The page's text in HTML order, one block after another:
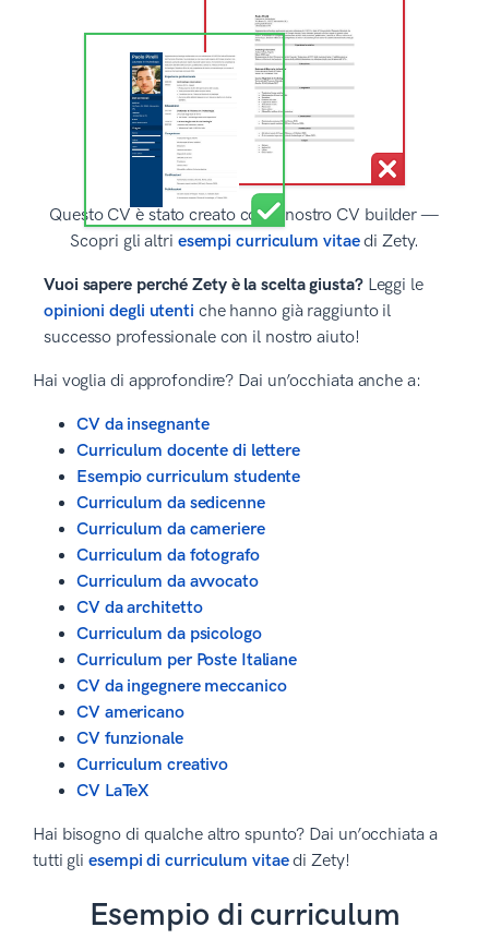
Questo CV è stato creato con il nostro CV builder —
Scopri gli altri esempi curriculum vitaedi Zety.
Vuoi sapere perché Zety è la scelta giusta?Leggi le
opinioni degli utenti che hanno già raggiunto il
successo professionale con il nostro aiuto!
Hai voglia di approfondire? Dai un’occhiata anche a:
CV da insegnante
Curriculum docente di lettere
Esempio curriculum studente
Curriculum da sedicenne
Curriculum da cameriere
Curriculum da fotografo
Curriculum da avvocato
CV da architetto
Curriculum da psicologo
Curriculum per Poste Italiane
CV da ingegnere meccanico
CV americano
CV funzionale
Curriculum creativo
CV LaTeX
Hai bisogno di qualche altro spunto? Dai un’occhiata a
tutti gliesempi di curriculum vitaedi Zety!
Esempio di curriculum